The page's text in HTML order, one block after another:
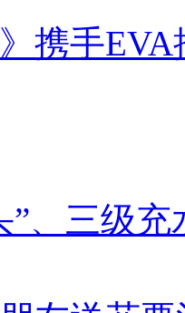
》携手
”、三级